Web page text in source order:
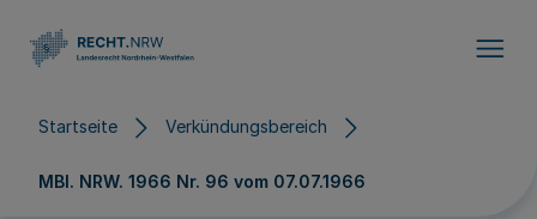
Startseite Verkündungsbereich
MBl. NRW. 1966 Nr. 96 vom 07.07.1966